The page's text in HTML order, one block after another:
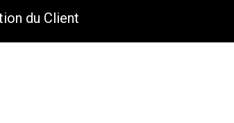
du Client